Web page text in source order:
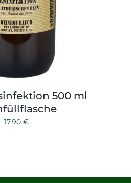
500 ml
17,90 €